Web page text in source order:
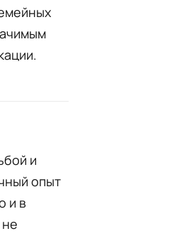
и
опыт
и в